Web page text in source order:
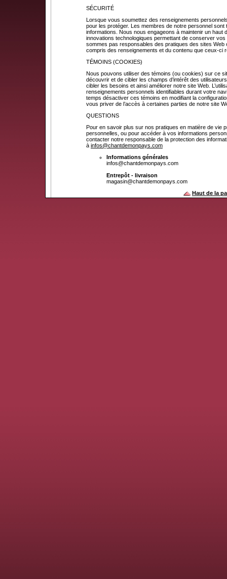
SÉCURITÉ
Lorsque vous soumettez des renseignements
pour les protéger. Les membres de notre personnel
informations. Nous nous engageons à maintenir un haut
innovations technologiques permettant de conserver
sommes pas responsables des pratiques des sites
compris des renseignements et du contenu que ceux-ci
TÉMOINS (COOKIES)
Nous pouvons utiliser des témoins (ou cookies) sur ce
découvrir et de cibler les champs d’intérêt des
cibler les besoins et ainsi améliorer notre site Web.
renseignements personnels identifiables durant votre
temps désactiver ces témoins en modifiant la
vous priver de l’accès à certaines parties de notre site
QUESTIONS
Pour en savoir plus sur nos pratiques en matière de vie
personnelles, ou pour accéder à vos informations
contacter notre responsable de la protection des
à infos@chantdemonpays.com
Informations générales
infos@chantdemonpays.com
Entrepôt - livraison
magasin@chantdemonpays.com
Haut de la